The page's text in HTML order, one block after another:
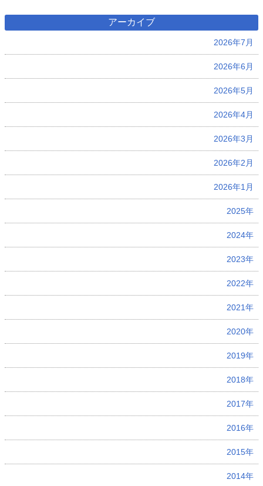
アーカイブ
2026年7月
2026年6月
2026年5月
2026年4月
2026年3月
2026年2月
2026年1月
2025年
2024年
2023年
2022年
2021年
2020年
2019年
2018年
2017年
2016年
2015年
2014年